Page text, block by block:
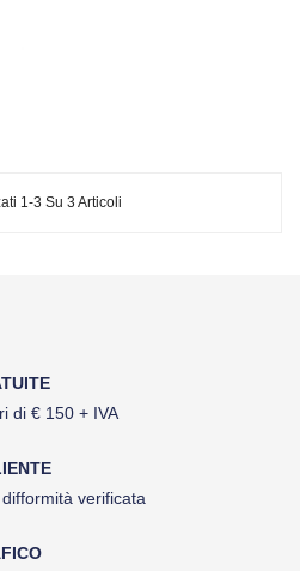
1-3 Su 3 Articoli
di € 150 + IVA
verificata